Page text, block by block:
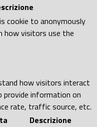
cookie to anonymously
how visitors use the
how visitors interact
provide information on
rate, traffic source, etc.
Descrizione